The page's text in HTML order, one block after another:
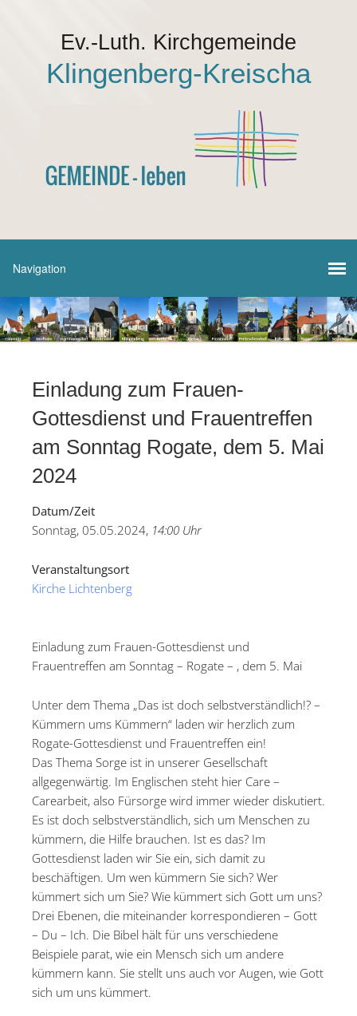
Ev.-Luth. Kirchgemeinde
Klingenberg-Kreischa
Einladung zum Frauen‐
Gottesdienst und Frauentreffen
am Sonntag Rogate, dem 5. Mai
2024
Datum/Zeit
Sonntag, 05.05.2024, 14:00 Uhr
Veranstaltungsort
Kirche Lichtenberg
Einladung zum Frauen-Gottesdienst und
Frauentreffen am Sonntag – Rogate – , dem 5. Mai
Unter dem Thema „Das ist doch selbstverständlich!? –
Kümmern ums Kümmern“ laden wir herzlich zum
Rogate-Gottesdienst und Frauentreffen ein!
Das Thema Sorge ist in unserer Gesellschaft
allgegenwärtig. Im Englischen steht hier Care –
Carearbeit, also Fürsorge wird immer wieder diskutiert.
Es ist doch selbstverständlich, sich um Menschen zu
kümmern, die Hilfe brauchen. Ist es das? Im
Gottesdienst laden wir Sie ein, sich damit zu
beschäftigen. Um wen kümmern Sie sich? Wer
kümmert sich um Sie? Wie kümmert sich Gott um uns?
Drei Ebenen, die miteinander korrespondieren – Gott
– Du – Ich. Die Bibel hält für uns verschiedene
Beispiele parat, wie ein Mensch sich um andere
kümmern kann. Sie stellt uns auch vor Augen, wie Gott
sich um uns kümmert.